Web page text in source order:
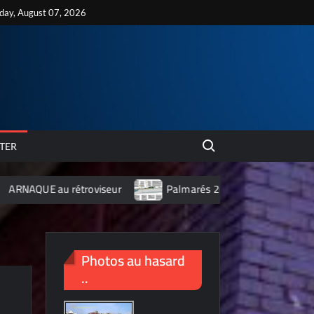
August 07, 2026
Search for:
rétroviseur Palmarés 2012 des 10 villes les plus polluées
Photos au hasard
..